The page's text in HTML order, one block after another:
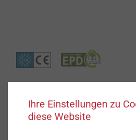
Anwendungen
Ihre Einstellungen zu
diese Website